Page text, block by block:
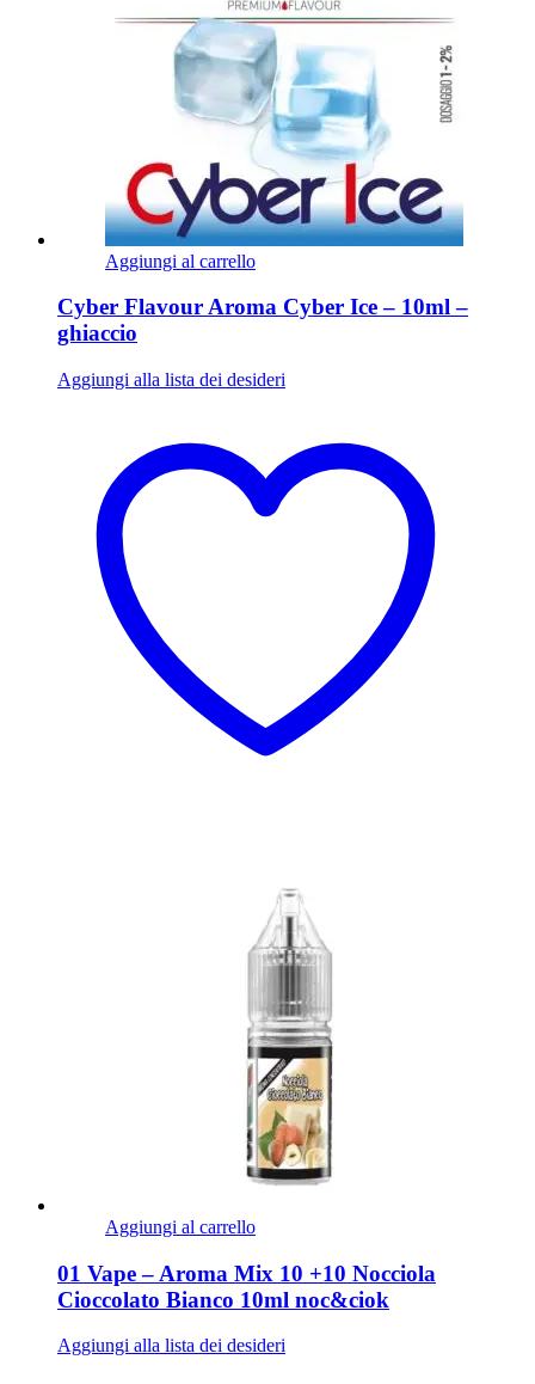
Aggiungi al carrello
Cyber Flavour Aroma Cyber Ice – 10ml –
ghiaccio
Aggiungi alla lista dei desideri
Aggiungi al carrello
01 Vape – Aroma Mix 10 +10 Nocciola
Cioccolato Bianco 10ml noc&ciok
Aggiungi alla lista dei desideri